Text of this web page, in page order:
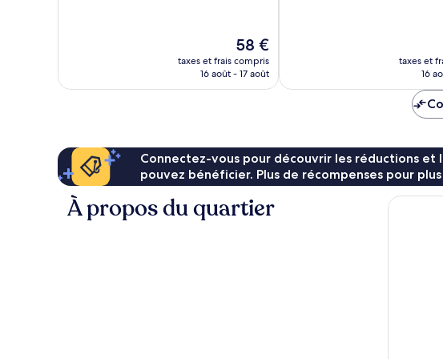
Le
nouveau
prix
58 €
taxes et frais compris
16 août - 17 août
taxes et
16
Connectez-vous pour découvrir les réductions et
pouvez bénéficier. Plus de récompenses pour plus
À propos du quartier